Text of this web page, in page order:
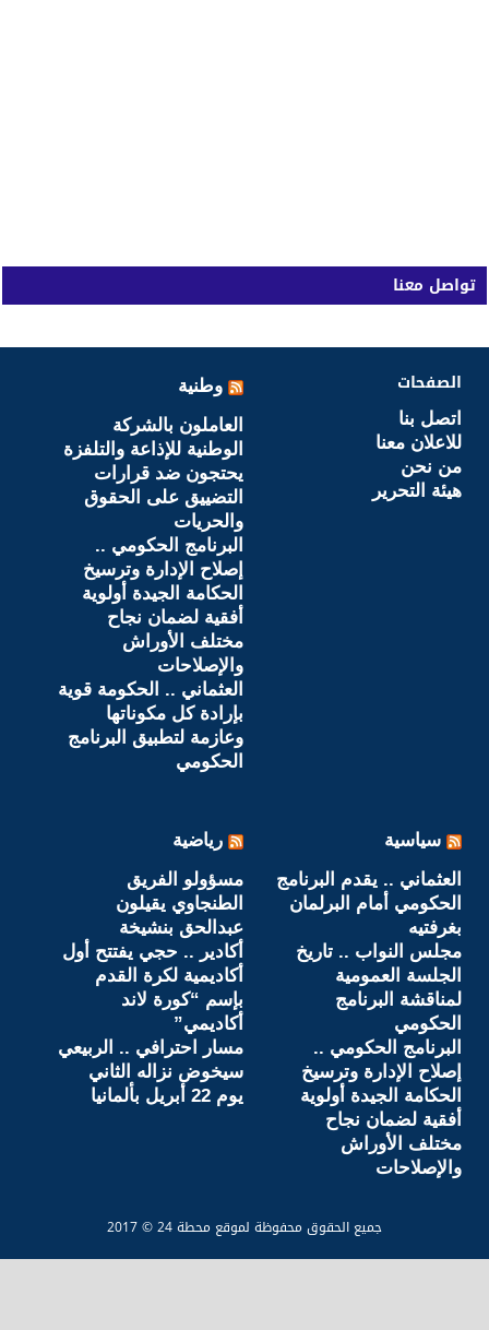
تواصل معنا
الصفحات
اتصل بنا
للاعلان معنا
من نحن
هيئة التحرير
وطنية
العاملون بالشركة
الوطنية للإذاعة والتلفزة
يحتجون ضد قرارات
التضييق على الحقوق
والحريات
البرنامج الحكومي ..
إصلاح الإدارة وترسيخ
الحكامة الجيدة أولوية
أفقية لضمان نجاح
مختلف الأوراش
والإصلاحات
العثماني .. الحكومة قوية
بإرادة كل مكوناتها
وعازمة لتطبيق البرنامج
الحكومي
سياسية
العثماني .. يقدم البرنامج
الحكومي أمام البرلمان
بغرفتيه
مجلس النواب .. تاريخ
الجلسة العمومية
لمناقشة البرنامج
الحكومي
البرنامج الحكومي ..
إصلاح الإدارة وترسيخ
الحكامة الجيدة أولوية
أفقية لضمان نجاح
مختلف الأوراش
والإصلاحات
رياضية
مسؤولو الفريق
الطنجاوي يقيلون
عبدالحق بنشيخة
أكادير .. حجي يفتتح أول
أكاديمية لكرة القدم
بإسم “كورة لاند
أكاديمي”
مسار احترافي .. الربيعي
سيخوض نزاله الثاني
يوم 22 أبريل بألمانيا
جميع الحقوق محفوظة لموقع محطة 24 © 2017